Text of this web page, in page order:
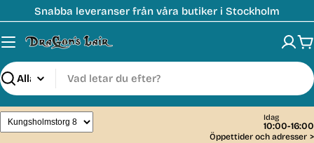
till
innehåll
Snabba leveranser från våra butiker i Stockholm
Sök
Idag
10:00-16:00
Öppettider och adresser >